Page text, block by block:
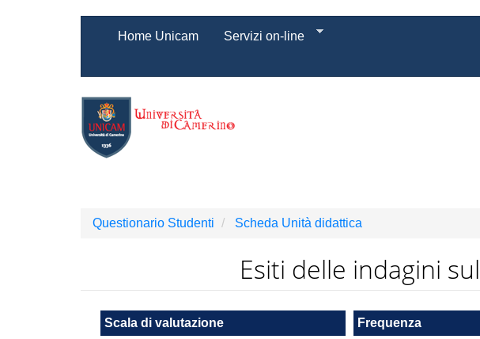
Home Unicam Servizi on-line
Questionario Studenti Scheda Unità didattica
Esiti delle indagini
Scala di valutazione
Frequenza